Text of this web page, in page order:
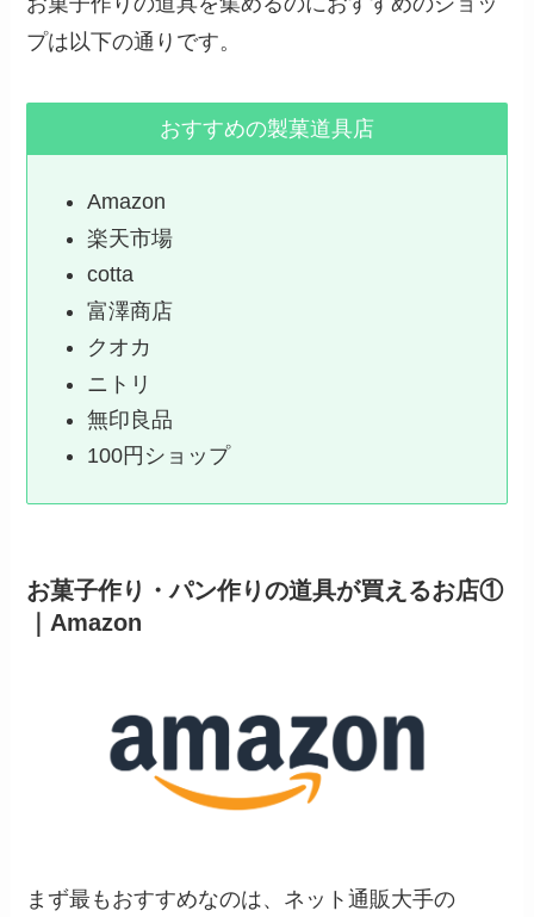
プは以下の通りです。
おすすめの製菓道具店
Amazon
楽天市場
cotta
富澤商店
クオカ
ニトリ
無印良品
100円ショップ
お菓子作り・パン作りの道具が買えるお店①
｜Amazon
まず最もおすすめなのは、ネット通販大手の